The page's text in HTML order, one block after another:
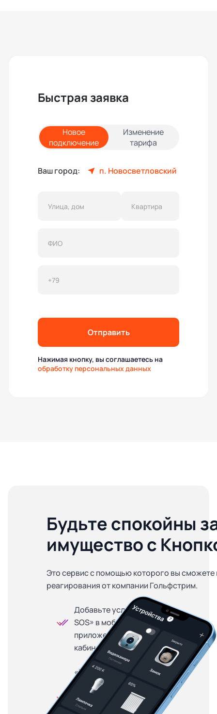
Быстрая заявка
Новое
подключение
Изменение
тарифа
Ваш город: п. Новосветловский
Отправить
Нажимая кнопку, вы соглашаетесь на
обработку персональных данных
Будьте спокойны
имущество с
Это сервис с помощью которого вы сможете
реагирования от компании Гольфстрим.
Добавьте услугу «Кнопка
SOS» в мобильном
приложении или личном
кабинете
«Кнопка SOS» доступна
на особых условиях для
абонентов, купивших
оборудование в